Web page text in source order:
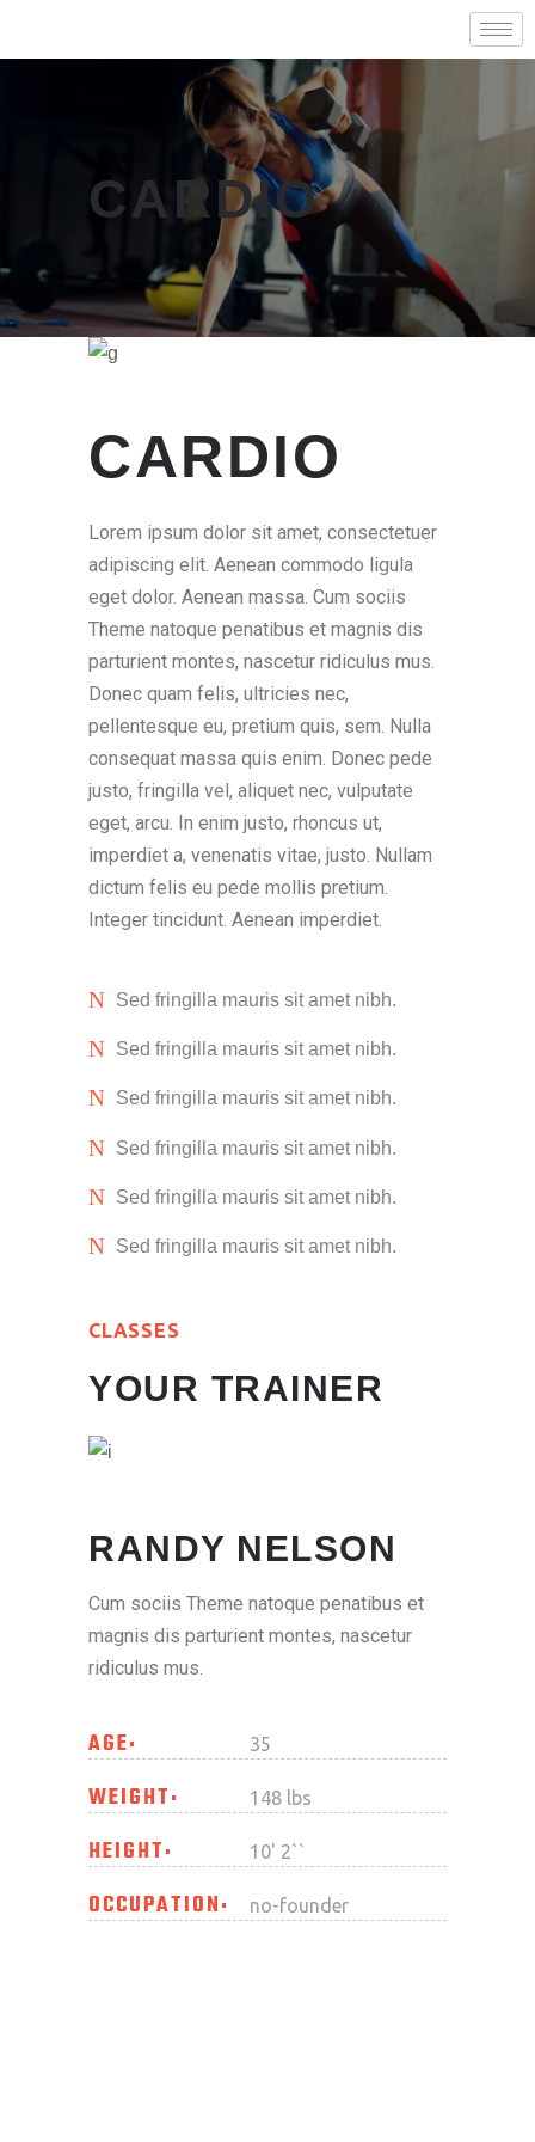
CARDIO
CARDIO
Lorem ipsum dolor sit amet, consectetuer
adipiscing elit. Aenean commodo ligula
eget dolor. Aenean massa. Cum sociis
Theme natoque penatibus et magnis dis
parturient montes, nascetur ridiculus mus.
Donec quam felis, ultricies nec,
pellentesque eu, pretium quis, sem. Nulla
consequat massa quis enim. Donec pede
justo, fringilla vel, aliquet nec, vulputate
eget, arcu. In enim justo, rhoncus ut,
imperdiet a, venenatis vitae, justo. Nullam
dictum felis eu pede mollis pretium.
Integer tincidunt. Aenean imperdiet.
Sed fringilla mauris sit amet nibh.
Sed fringilla mauris sit amet nibh.
Sed fringilla mauris sit amet nibh.
Sed fringilla mauris sit amet nibh.
Sed fringilla mauris sit amet nibh.
Sed fringilla mauris sit amet nibh.
CLASSES
YOUR TRAINER
RANDY NELSON
Cum sociis Theme natoque penatibus et
magnis dis parturient montes, nascetur
ridiculus mus.
AGE 35
WEIGHT 148 lbs
HEIGHT 10' 2``
OCCUPATION no-founder